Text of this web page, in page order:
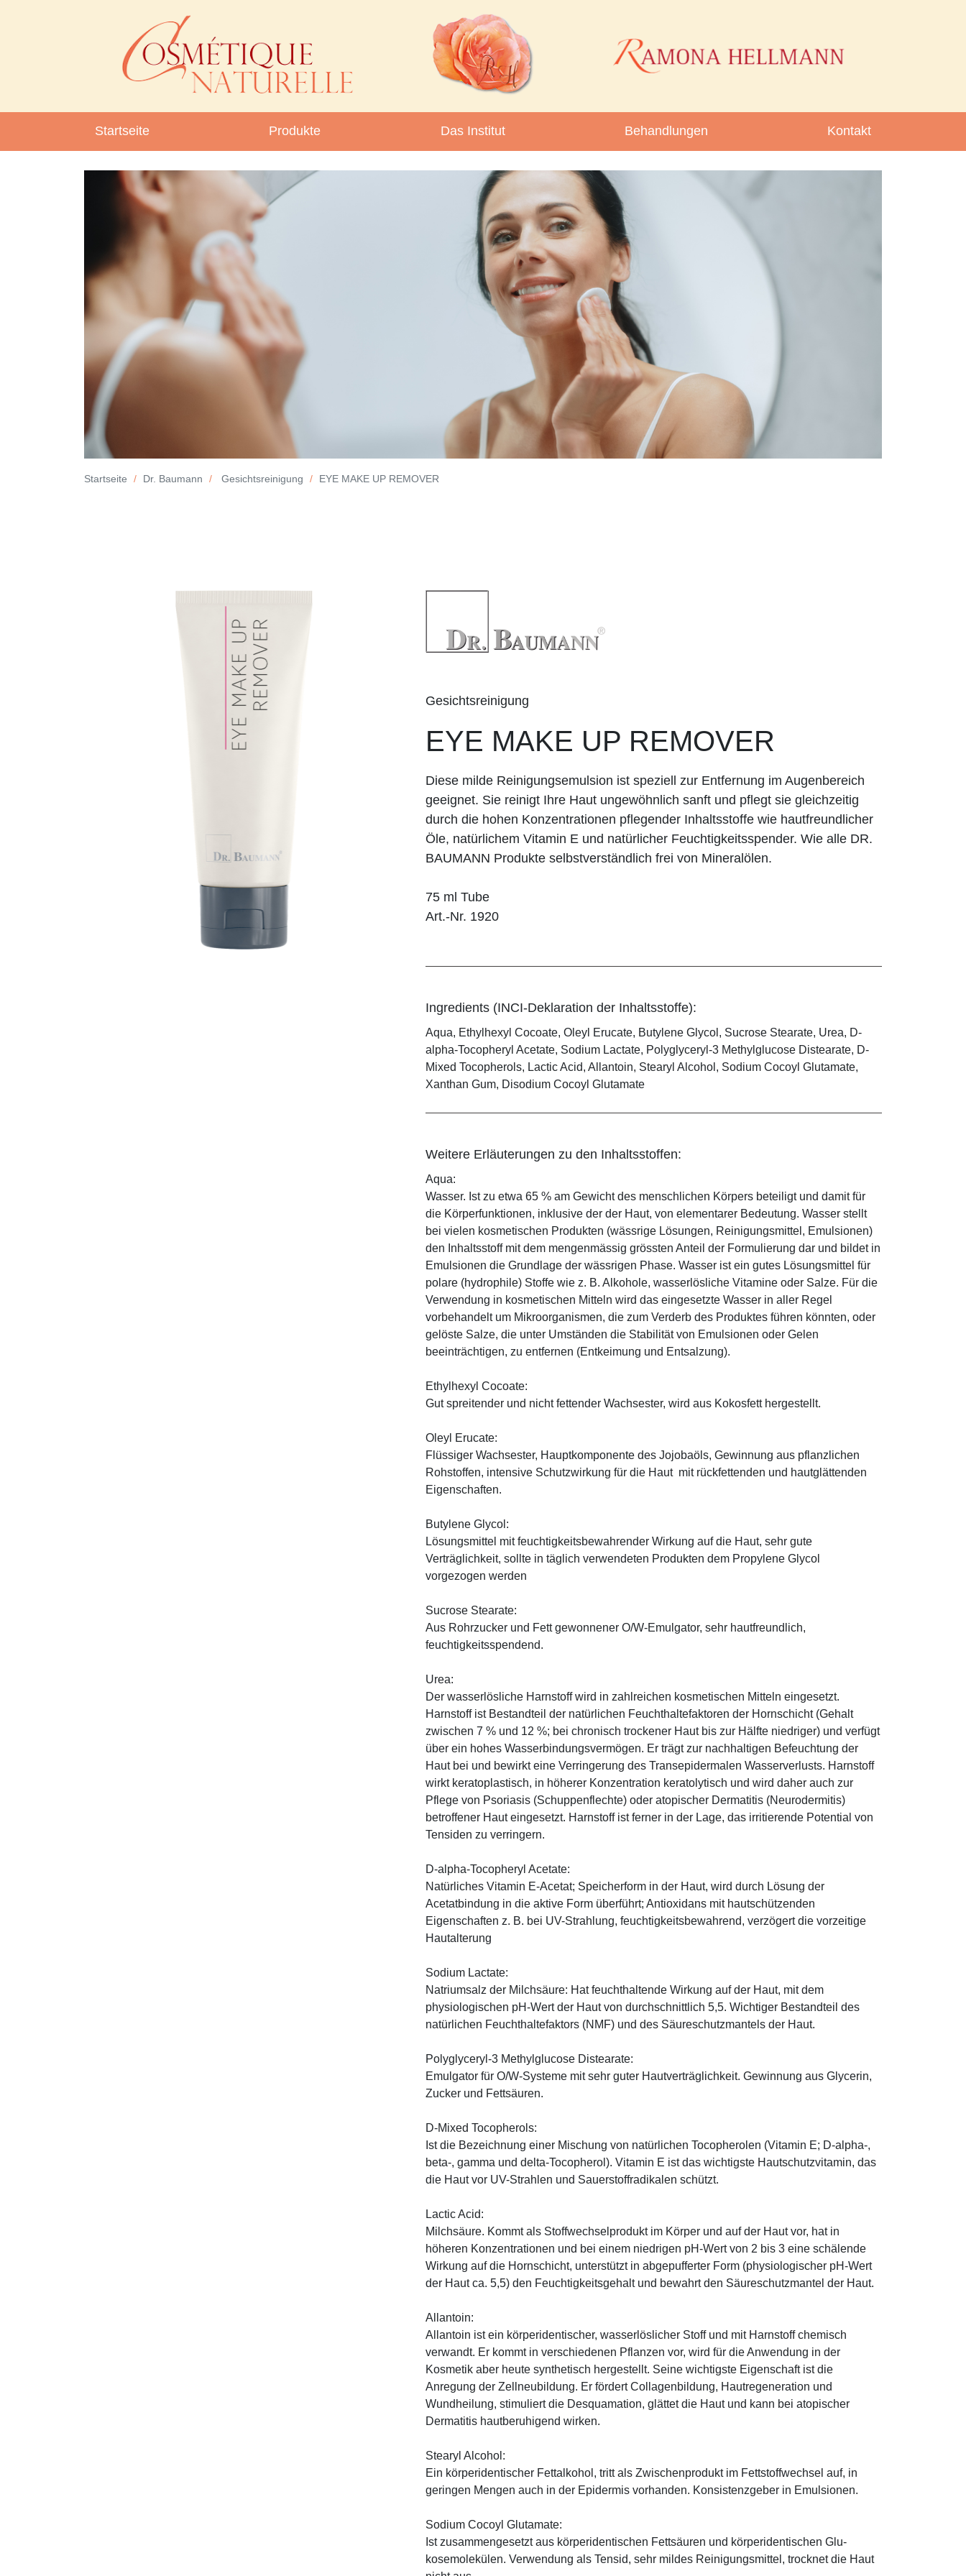
Startseite Produkte Das Institut Behandlungen Kontakt
Startseite Dr. Baumann Gesichtsreinigung EYE MAKE UP REMOVER
Gesichtsreinigung
EYE MAKE UP REMOVER
Diese milde Reinigungsemulsion ist speziell zur Entfernung im Augenbereich
geeignet. Sie reinigt Ihre Haut ungewöhnlich sanft und pflegt sie gleichzeitig
durch die hohen Konzentrationen pflegender Inhaltsstoffe wie hautfreundlicher
Öle, natürlichem Vitamin E und natürlicher Feuchtigkeitsspender. Wie alle DR.
BAUMANN Produkte selbstverständlich frei von Mineralölen.
75 ml Tube
Art.-Nr. 1920
Ingredients (INCI-Deklaration der Inhaltsstoffe):
Aqua, Ethylhexyl Cocoate, Oleyl Erucate, Butylene Glycol, Sucrose Stearate, Urea, D-
alpha-Tocopheryl Acetate, Sodium Lactate, Polyglyceryl-3 Methylglucose Distearate, D-
Mixed Tocopherols, Lactic Acid, Allantoin, Stearyl Alcohol, Sodium Cocoyl Glutamate,
Xanthan Gum, Disodium Cocoyl Glutamate
Weitere Erläuterungen zu den Inhaltsstoffen:
Aqua:
Wasser. Ist zu etwa 65 % am Gewicht des menschlichen Körpers beteiligt und damit für
die Körperfunktionen, inklusive der der Haut, von elementarer Bedeutung. Wasser stellt
bei vielen kosmetischen Produkten (wässrige Lösungen, Reinigungsmittel, Emulsionen)
den Inhaltsstoff mit dem mengenmässig grössten Anteil der Formulierung dar und bildet in
Emulsionen die Grundlage der wässrigen Phase. Wasser ist ein gutes Lösungsmittel für
polare (hydrophile) Stoffe wie z. B. Alkohole, wasserlösliche Vitamine oder Salze. Für die
Verwendung in kosmetischen Mitteln wird das eingesetzte Wasser in aller Regel
vorbehandelt um Mikroorganismen, die zum Verderb des Produktes führen könnten, oder
gelöste Salze, die unter Umständen die Stabilität von Emulsionen oder Gelen
beeinträchtigen, zu entfernen (Entkeimung und Entsalzung).
Ethylhexyl Cocoate:
Gut spreitender und nicht fettender Wachsester, wird aus Kokosfett hergestellt.
Oleyl Erucate:
Flüssiger Wachsester, Hauptkomponente des Jojobaöls, Gewinnung aus pflanzlichen
Rohstoffen, intensive Schutzwirkung für die Haut mit rückfettenden und hautglättenden
Eigenschaften.
Butylene Glycol:
Lösungsmittel mit feuchtigkeitsbewahrender Wirkung auf die Haut, sehr gute
Verträglichkeit, sollte in täglich verwendeten Produkten dem Propylene Glycol
vorgezogen werden
Sucrose Stearate:
Aus Rohrzucker und Fett gewonnener O/W-Emulgator, sehr hautfreundlich,
feuchtigkeitsspendend.
Urea:
Der wasserlösliche Harnstoff wird in zahlreichen kosmetischen Mitteln eingesetzt.
Harnstoff ist Bestandteil der natürlichen Feuchthaltefaktoren der Hornschicht (Gehalt
zwischen 7 % und 12 %; bei chronisch trockener Haut bis zur Hälfte niedriger) und verfügt
über ein hohes Wasserbindungsvermögen. Er trägt zur nachhaltigen Befeuchtung der
Haut bei und bewirkt eine Verringerung des Transepidermalen Wasserverlusts. Harnstoff
wirkt keratoplastisch, in höherer Konzentration keratolytisch und wird daher auch zur
Pflege von Psoriasis (Schuppenflechte) oder atopischer Dermatitis (Neurodermitis)
betroffener Haut eingesetzt. Harnstoff ist ferner in der Lage, das irritierende Potential von
Tensiden zu verringern.
D-alpha-Tocopheryl Acetate:
Natürliches Vitamin E-Acetat; Speicherform in der Haut, wird durch Lösung der
Acetatbindung in die aktive Form überführt; Antioxidans mit hautschützenden
Eigenschaften z. B. bei UV-Strahlung, feuchtigkeitsbewahrend, verzögert die vorzeitige
Hautalterung
Sodium Lactate:
Natriumsalz der Milchsäure: Hat feuchthaltende Wirkung auf der Haut, mit dem
physiologischen pH-Wert der Haut von durchschnittlich 5,5. Wichtiger Bestandteil des
natürlichen Feuchthaltefaktors (NMF) und des Säureschutzmantels der Haut.
Polyglyceryl-3 Methylglucose Distearate:
Emulgator für O/W-Systeme mit sehr guter Hautverträglichkeit. Gewinnung aus Glycerin,
Zucker und Fettsäuren.
D-Mixed Tocopherols:
Ist die Bezeichnung einer Mischung von natürlichen Tocopherolen (Vitamin E; D-alpha-,
beta-, gamma und delta-Tocopherol). Vitamin E ist das wichtigste Hautschutzvitamin, das
die Haut vor UV-Strahlen und Sauerstoffradikalen schützt.
Lactic Acid:
Milchsäure. Kommt als Stoffwechselprodukt im Körper und auf der Haut vor, hat in
höheren Konzentrationen und bei einem niedrigen pH-Wert von 2 bis 3 eine schälende
Wirkung auf die Hornschicht, unterstützt in abgepufferter Form (physiologischer pH-Wert
der Haut ca. 5,5) den Feuchtigkeitsgehalt und bewahrt den Säureschutzmantel der Haut.
Allantoin:
Allantoin ist ein körperidentischer, wasserlöslicher Stoff und mit Harnstoff chemisch
verwandt. Er kommt in verschiedenen Pflanzen vor, wird für die Anwendung in der
Kosmetik aber heute synthetisch hergestellt. Seine wichtigste Eigenschaft ist die
Anregung der Zellneubildung. Er fördert Collagenbildung, Hautregeneration und
Wundheilung, stimuliert die Desquamation, glättet die Haut und kann bei atopischer
Dermatitis hautberuhigend wirken.
Stearyl Alcohol:
Ein körperidentischer Fettalkohol, tritt als Zwischenprodukt im Fettstoffwechsel auf, in
geringen Mengen auch in der Epidermis vorhanden. Konsistenzgeber in Emulsionen.
Sodium Cocoyl Glutamate:
Ist zusammengesetzt aus körperidentischen Fettsäuren und körperidentischen Glu­
kosemolekülen. Verwendung als Tensid, sehr mildes Reinigungsmittel, trocknet die Haut